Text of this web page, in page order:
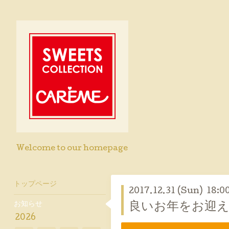
Welcome to our homepage
2017.12.31 (Sun)
良いお年をお迎
トップページ
お知らせ
2026